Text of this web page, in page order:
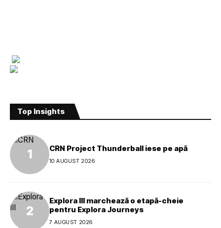
Top Insights
CRN Project Thunderball iese pe apă
10 AUGUST 2026
Explora III marchează o etapă-cheie
pentru Explora Journeys
7 AUGUST 2026